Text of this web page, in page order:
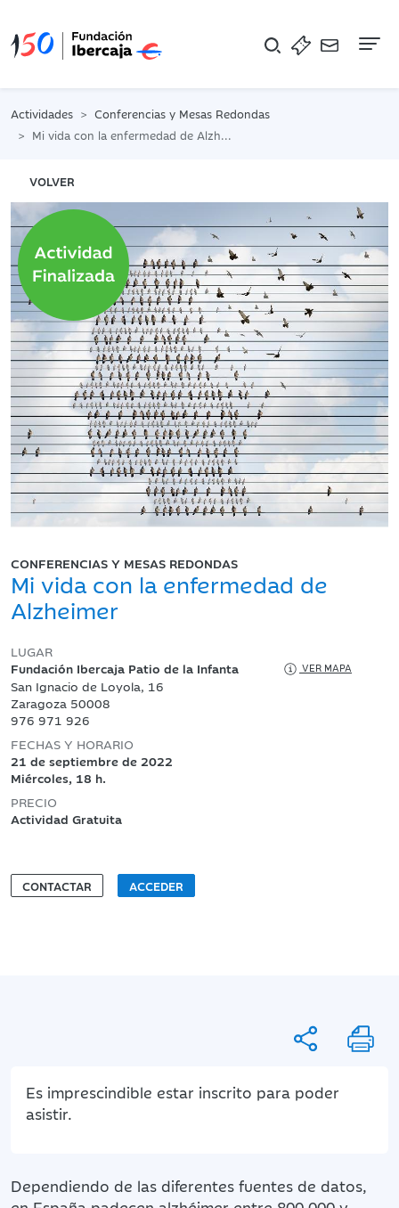
Actividades
Conferencias y Mesas Redondas
Mi vida con la enfermedad de Alzheimer
VOLVER
CONFERENCIAS Y MESAS REDONDAS
Mi vida con la enfermedad de
Alzheimer
LUGAR
Fundación Ibercaja Patio de la Infanta
VER MAPA
San Ignacio de Loyola, 16
Zaragoza 50008
976 971 926
FECHAS Y HORARIO
21 de septiembre de 2022
Miércoles, 18 h.
PRECIO
Actividad Gratuita
CONTACTAR ACCEDER
Es imprescindible estar inscrito para poder
asistir.
Dependiendo de las diferentes fuentes de datos,